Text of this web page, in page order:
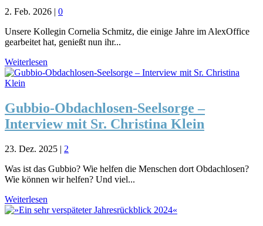
2. Feb. 2026 | 0
Unsere Kollegin Cornelia Schmitz, die einige Jahre im AlexOffice
gearbeitet hat, genießt nun ihr...
Weiterlesen
Gubbio-Obdachlosen-Seelsorge –
Interview mit Sr. Christina Klein
23. Dez. 2025 | 2
Was ist das Gubbio? Wie helfen die Menschen dort Obdachlosen?
Wie können wir helfen? Und viel...
Weiterlesen